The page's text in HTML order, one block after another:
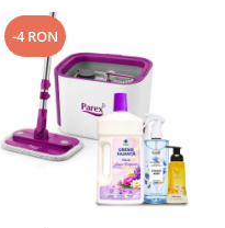
-4 RON